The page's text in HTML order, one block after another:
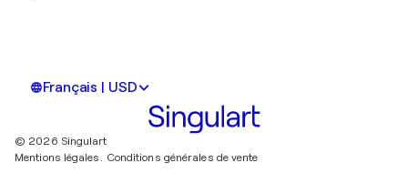
Français | USD
© 2026 Singulart
Mentions légales. Conditions générales de vente